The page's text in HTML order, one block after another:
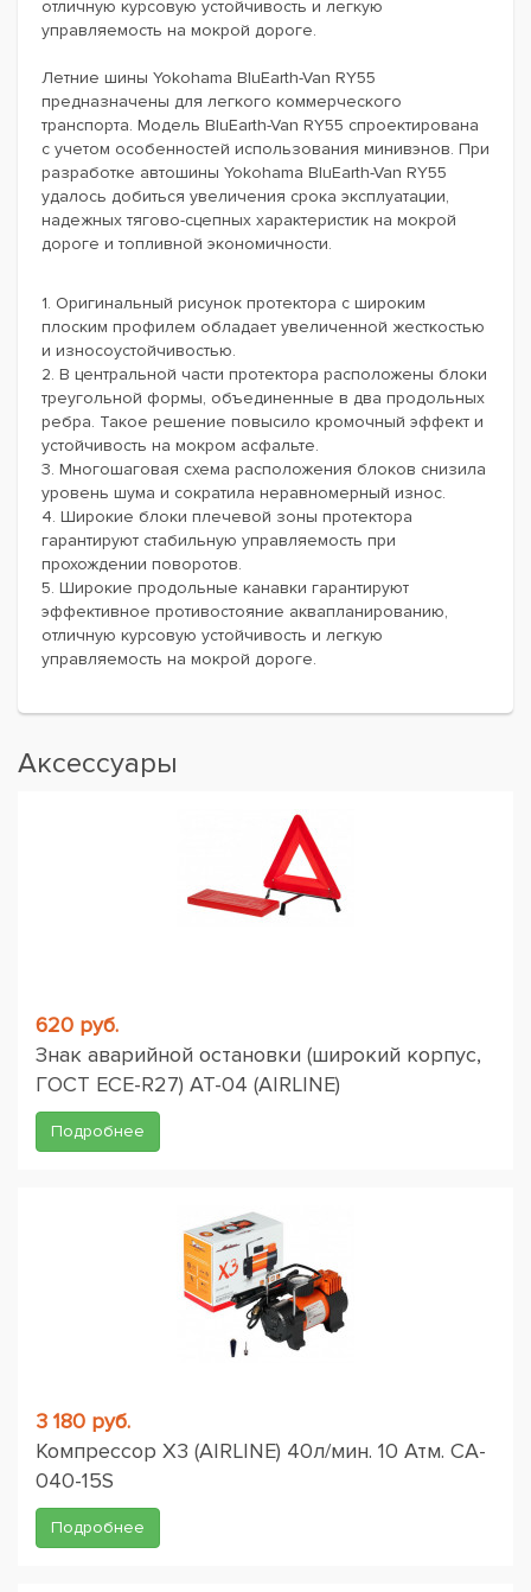
отличную курсовую устойчивость и легкую
управляемость на мокрой дороге.
Летние шины Yokohama BluEarth-Van RY55
предназначены для легкого коммерческого
транспорта. Модель BluEarth-Van RY55 спроектирована
с учетом особенностей использования минивэнов. При
разработке автошины Yokohama BluEarth-Van RY55
удалось добиться увеличения срока эксплуатации,
надежных тягово-сцепных характеристик на мокрой
дороге и топливной экономичности.
1. Оригинальный рисунок протектора с широким
плоским профилем обладает увеличенной жесткостью
и износоустойчивостью.
2. В центральной части протектора расположены блоки
треугольной формы, объединенные в два продольных
ребра. Такое решение повысило кромочный эффект и
устойчивость на мокром асфальте.
3. Многошаговая схема расположения блоков снизила
уровень шума и сократила неравномерный износ.
4. Широкие блоки плечевой зоны протектора
гарантируют стабильную управляемость при
прохождении поворотов.
5. Широкие продольные канавки гарантируют
эффективное противостояние аквапланированию,
отличную курсовую устойчивость и легкую
управляемость на мокрой дороге.
Аксессуары
620 руб.
Знак аварийной остановки (широкий корпус,
ГОСТ ЕСЕ-R27) AT-04 (AIRLINE)
Подробнее
3 180 руб.
Компрессор X3 (AIRLINE) 40л/мин. 10 Атм. CA-
040-15S
Подробнее